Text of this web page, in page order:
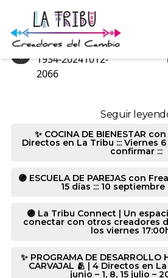
1934-20241012-
«
1934-20241012-
2066
Seguir
✨ COCINA DE BIENESTAR
Directos en La Tribu ::: Viernes
confirmar :::
🟣 ESCUELA DE PAREJAS con
15 días ::: 10 septiembre
🟣 La Tribu Connect | Un
conectar con otros creadores
los viernes
✨ PROGRAMA DE DESARROLLO
CARVAJAL 🫂 | 4 Directos en
junio – 1, 8, 15 julio –